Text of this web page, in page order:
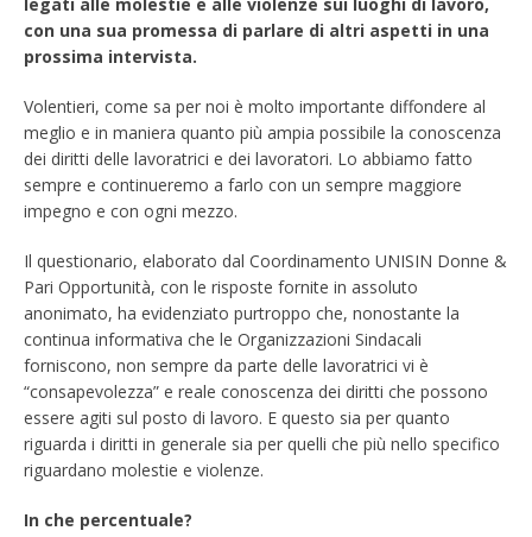
con una sua promessa di parlare di altri aspetti in una
prossima intervista.
Volentieri, come sa per noi è molto importante diffondere al
meglio e in maniera quanto più ampia possibile la conoscenza
dei diritti delle lavoratrici e dei lavoratori. Lo abbiamo fatto
sempre e continueremo a farlo con un sempre maggiore
impegno e con ogni mezzo.
Il questionario, elaborato dal Coordinamento UNISIN Donne &
Pari Opportunità, con le risposte fornite in assoluto
anonimato, ha evidenziato purtroppo che, nonostante la
continua informativa che le Organizzazioni Sindacali
forniscono, non sempre da parte delle lavoratrici vi è
“consapevolezza” e reale conoscenza dei diritti che possono
essere agiti sul posto di lavoro. E questo sia per quanto
riguarda i diritti in generale sia per quelli che più nello specifico
riguardano molestie e violenze.
In che percentuale?